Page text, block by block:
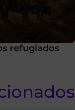
refugiados